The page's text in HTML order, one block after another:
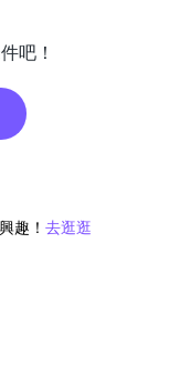
吧！
趣！ 去逛逛